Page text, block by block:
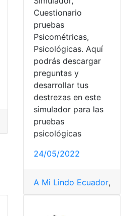
acciones en Ecuador
Cuestionario
pruebas
Psicométricas,
Psicológicas. Aquí
podrás descargar
preguntas y
desarrollar tus
destrezas en este
simulador para las
pruebas
psicológicas
24/05/2022
A Mi Lindo Ecuador,